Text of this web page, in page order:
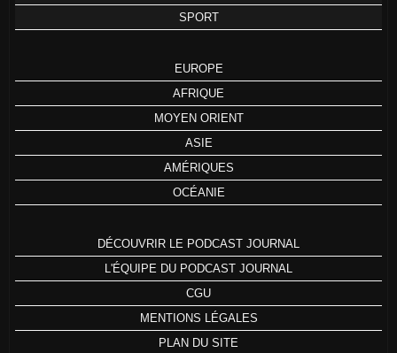
SPORT
EUROPE
AFRIQUE
MOYEN ORIENT
ASIE
AMÉRIQUES
OCÉANIE
DÉCOUVRIR LE PODCAST JOURNAL
L'ÉQUIPE DU PODCAST JOURNAL
CGU
MENTIONS LÉGALES
PLAN DU SITE